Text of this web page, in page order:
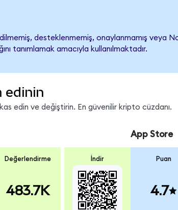
desteklenmemiş, onaylanmamış veya
tanımlamak amacıyla kullanılmaktadır.
edinin
edin ve değiştirin. En güvenilir kripto cüzdanı.
Değerlendirme
483.7K
İndir
App Store
Puan
4.7